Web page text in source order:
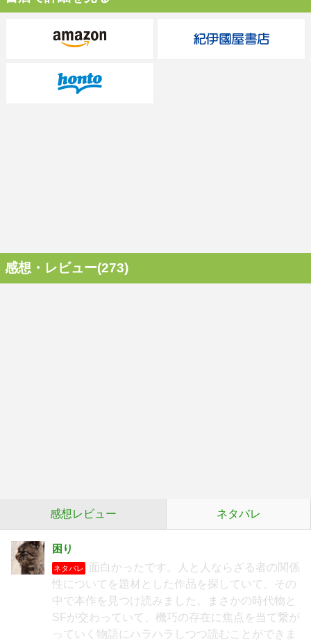
感想・レビュー(273)
感想レビュー ネタバレ
困り
ネタバレ
面白かったです。人と人ならざる者の関係
性についてを題材とした作品を探していて、その
中で本作を見つけ読みました。まさかの時代物と
SFが交わっていて、機巧の存在に焦点を当て繋が
っていく物語にハラハラしつつ読むことができま